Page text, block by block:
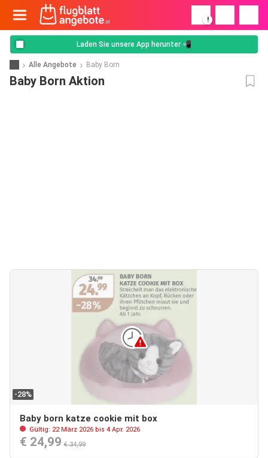
!
Laden Sie unsere App herunter 📲
Alle Angebote Baby Born
Baby Born Aktion
-28%
Baby born katze cookie mit box
Gültig: 22 März 2026 bis 4 Apr. 2026
€ 24,99 € 34,99